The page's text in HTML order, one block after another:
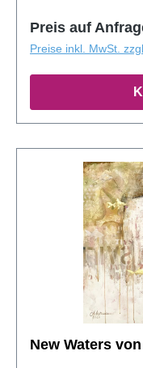
Preis auf
Preise inkl. MwSt.
New Waters